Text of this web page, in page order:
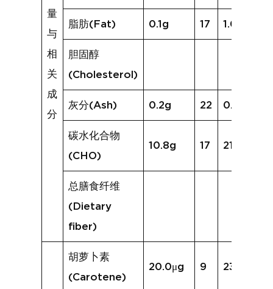
量
与
相
关
成
分
脂肪(Fat) 0.1g 17 1.0g
胆固醇
(Cholesterol)
灰分(Ash) 0.2g 22 0.8g
碳水化合物
(CHO)
10.8g 17 21.4g
总膳食纤维
(Dietary
fiber)
胡萝卜素
(Carotene)
20.0μg 9 232.1μg